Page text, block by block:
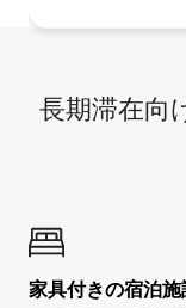
長期滞在向
家具付き⁠の宿⁠泊⁠施⁠